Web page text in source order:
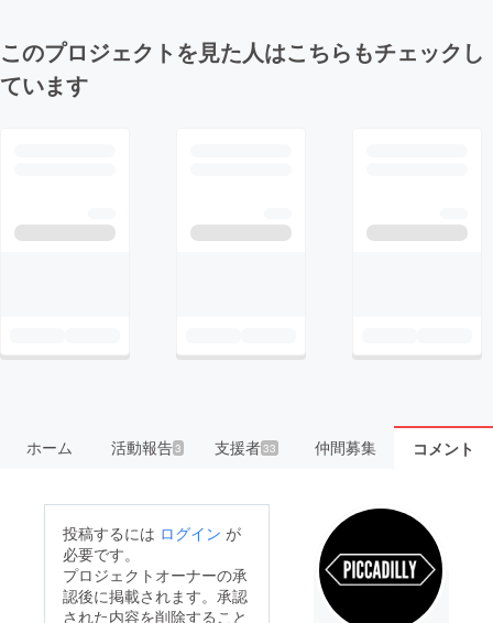
このプロジェクトを見た人はこちらもチェックし
ています
ホーム 活動報告3 支援者33 仲間募集 コメント
投稿するには ログイン が
必要です。
プロジェクトオーナーの承
認後に掲載されます。承認
された内容を削除すること